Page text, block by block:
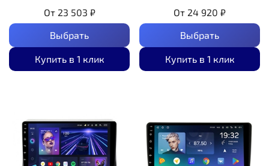
От 23 503 ₽
Выбрать
Купить в 1 клик
От 24 920 ₽
Выбрать
Купить в 1 клик